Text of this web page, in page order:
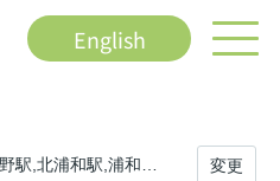
English
大宮駅,さいたま新都心駅,与野駅,北浦和駅,浦和駅,南浦和駅,蕨駅,西川口駅,川口駅,赤羽駅,東十条駅,王子駅,上中里駅,田端駅,西日暮里駅,日暮里駅,鶯谷駅,上野駅,御徒町駅,秋葉原駅,神田駅,東京駅,有楽町駅,新橋駅,浜松町駅,田町駅,高輪ゲートウェイ駅,品川駅,大井町駅,大森駅,蒲田駅,川崎駅,鶴見駅,新子安駅,東神奈川駅,横浜駅,桜木町駅,関内駅,石川町駅,山手駅,根岸駅,磯子駅,新杉田駅,洋光台駅,港南台駅,本郷台駅,大船駅 変更